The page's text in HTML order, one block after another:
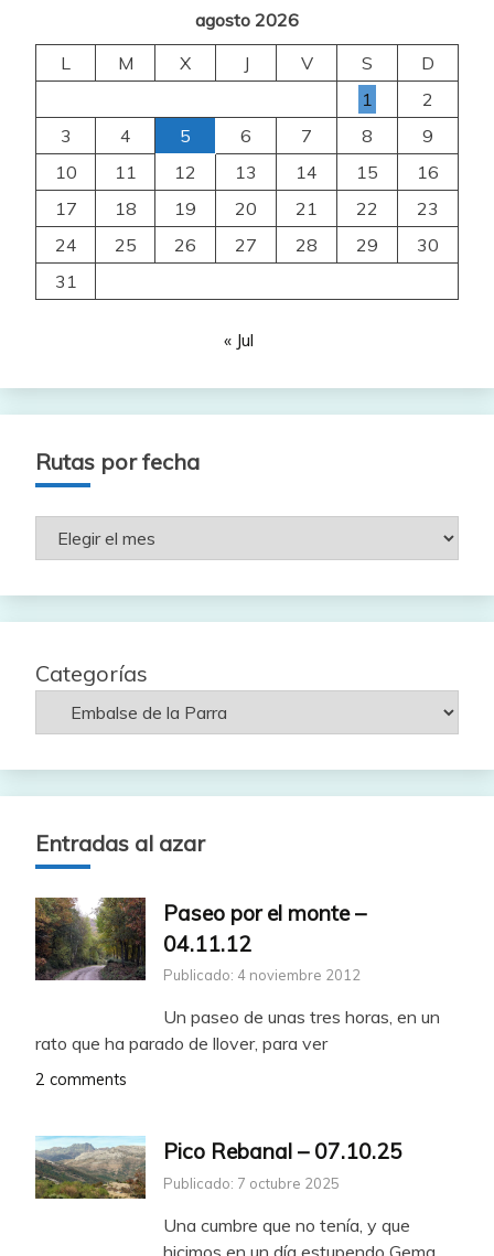
agosto 2026
L
M X J V S
D
1
2
3
4 5 6 7 8
9
10
11 12 13 14 15
16
17
18 19 20 21 22
23
24
25 26 27 28 29
30
31
« Jul
Rutas por fecha
Rutas
Categorías
Entradas al azar
Paseo por el monte –
04.11.12
Publicado: 4 noviembre 2012
Un paseo de unas tres horas, en un
rato que ha parado de llover, para ver
2 comments
Pico Rebanal – 07.10.25
Publicado: 7 octubre 2025
Una cumbre que no tenía, y que